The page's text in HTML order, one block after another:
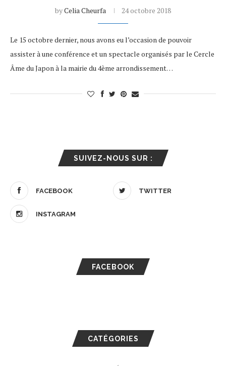
byCelia Cheurfa 24 octobre 2018
Le 15 octobre dernier, nous avons eu l’occasion de pouvoir
assister à une conférence et un spectacle organisés par le Cercle
Âme du Japon à la mairie du 4ème arrondissement…
SUIVEZ-NOUS SUR :
FACEBOOK TWITTER
INSTAGRAM
FACEBOOK
CATÉGORIES